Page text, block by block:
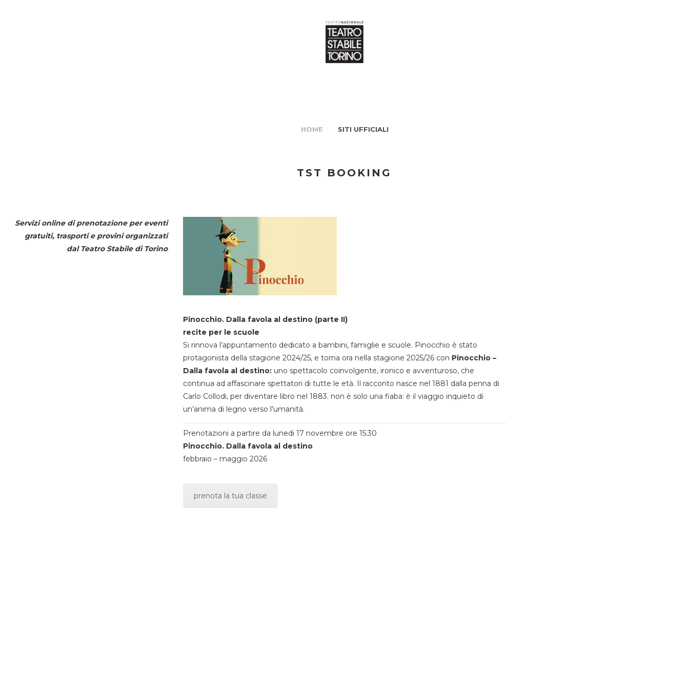
HOME SITI UFFICIALI
TST BOOKING
Servizi online di prenotazione per eventi
gratuiti, trasporti e provini organizzati
dal Teatro Stabile di Torino
Pinocchio. Dalla favola al destino (parte II)
recite per le scuole
Si rinnova l’appuntamento dedicato a bambini, famiglie e scuole. Pinocchio è stato
protagonista della stagione 2024/25, e torna ora nella stagione 2025/26 con Pinocchio –
Dalla favola al destino:uno spettacolo coinvolgente, ironico e avventuroso, che
continua ad affascinare spettatori di tutte le età. Il racconto nasce nel 1881 dalla penna di
Carlo Collodi, per diventare libro nel 1883. non è solo una fiaba: è il viaggio inquieto di
un’anima di legno verso l’umanità.
Prenotazioni a partire da lunedi 17 novembre ore 15.30
Pinocchio. Dalla favola al destino
febbraio – maggio 2026
prenota la tua classe